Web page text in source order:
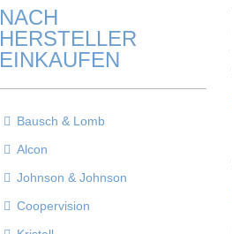
NACH
HERSTELLER
EINKAUFEN
Bausch & Lomb
Alcon
Johnson & Johnson
Coopervision